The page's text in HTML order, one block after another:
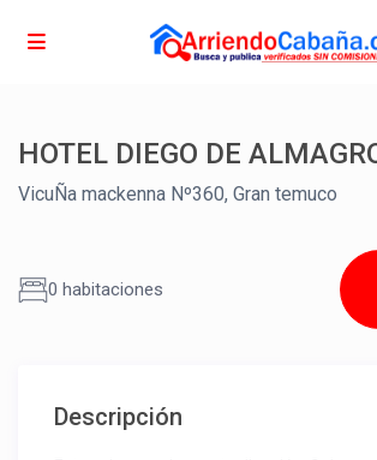
HOTEL DIEGO DE
VicuÑa mackenna Nº360, Gran temuco
0 habitaciones
Descripción